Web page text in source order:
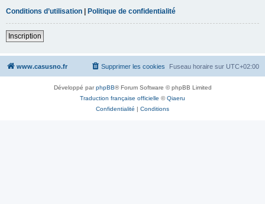
Conditions d’utilisation | Politique de confidentialité
Inscription
www.casusno.fr Fuseau horaire sur UTC+02:00
Supprimer les cookies
Développé parphpBB® Forum Software © phpBB Limited
Traduction française officielle ©Qiaeru
Confidentialité | Conditions